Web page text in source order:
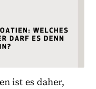
ist es daher,